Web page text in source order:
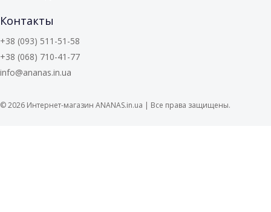
Контакты
+38 (093) 511-51-58
+38 (068) 710-41-77
info@ananas.in.ua
© 2026 Интернет-магазин ANANAS.in.ua | Все права защищены.